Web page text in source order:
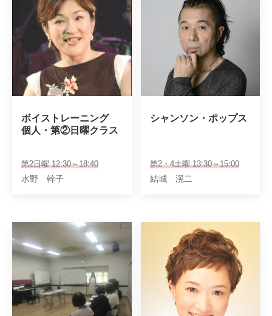
ボイストレーニング
個人・第②日曜クラス
第2日曜 12:30～18:40
水野 幹子
シャンソン・ポップス
第2・4土曜 13:30～15:00
結城 滉二